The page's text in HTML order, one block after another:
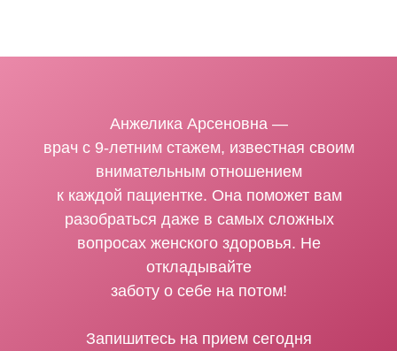
Анжелика Арсеновна —
врач с 9-летним стажем, известная своим
внимательным отношением
к каждой пациентке. Она поможет вам
разобраться даже в самых сложных
вопросах женского здоровья. Не
откладывайте
заботу о себе на потом!
Запишитесь на прием сегодня